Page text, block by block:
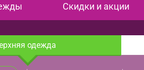
Скидки и акции
одежда